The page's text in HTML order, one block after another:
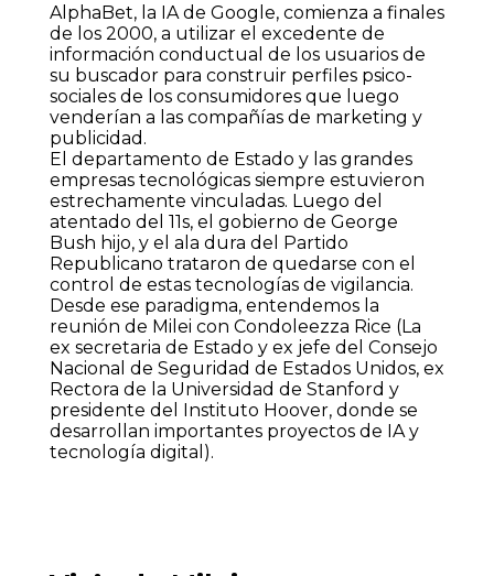
AlphaBet, la IA de Google, comienza a finales
de los 2000, a utilizar el excedente de
información conductual de los usuarios de
su buscador para construir perfiles psico-
sociales de los consumidores que luego
venderían a las compañías de marketing y
publicidad.
El departamento de Estado y las grandes
empresas tecnológicas siempre estuvieron
estrechamente vinculadas. Luego del
atentado del 11s, el gobierno de George
Bush hijo, y el ala dura del Partido
Republicano trataron de quedarse con el
control de estas tecnologías de vigilancia.
Desde ese paradigma, entendemos la
reunión de Milei con Condoleezza Rice (La
ex secretaria de Estado y ex jefe del Consejo
Nacional de Seguridad de Estados Unidos, ex
Rectora de la Universidad de Stanford y
presidente del Instituto Hoover, donde se
desarrollan importantes proyectos de IA y
tecnología digital).